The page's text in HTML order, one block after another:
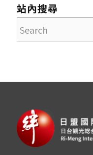
站內搜尋